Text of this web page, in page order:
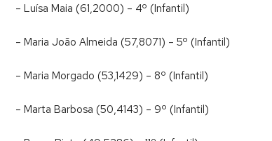
– Luísa Maia (61,2000) – 4º (Infantil)
– Maria João Almeida (57,8071) – 5º (Infantil)
– Maria Morgado (53,1429) – 8º (Infantil)
– Marta Barbosa (50,4143) – 9º (Infantil)